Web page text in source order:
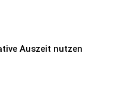
Auszeit nutzen